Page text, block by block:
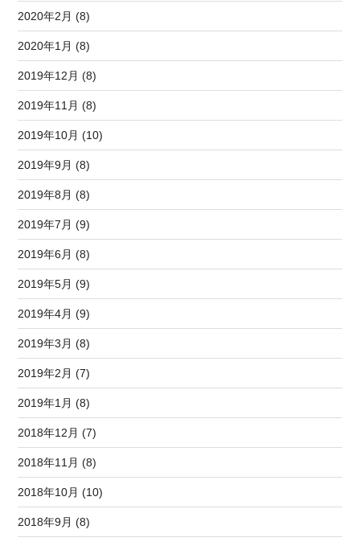
2020年2月 (8)
2020年1月 (8)
2019年12月 (8)
2019年11月 (8)
2019年10月 (10)
2019年9月 (8)
2019年8月 (8)
2019年7月 (9)
2019年6月 (8)
2019年5月 (9)
2019年4月 (9)
2019年3月 (8)
2019年2月 (7)
2019年1月 (8)
2018年12月 (7)
2018年11月 (8)
2018年10月 (10)
2018年9月 (8)